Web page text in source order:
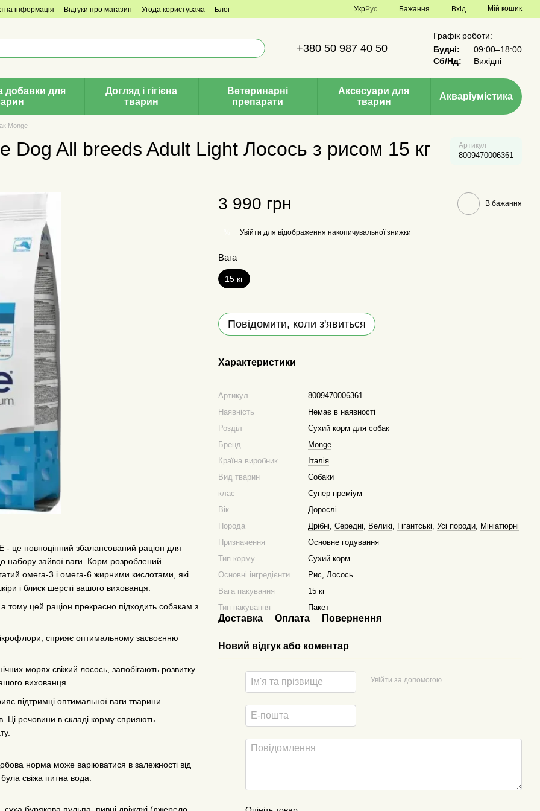
інформація Відгуки про магазин Угода користувача Блог УкрРус Бажання Вхід Мій кошик
+380 50 987 40 50
Графік роботи:
Будні:
09:00–18:00
Сб/Нд:
Вихідні
добавки для
Догляд і гігієна
тварин
Ветеринарні
препарати
Аксесуари для
тварин
Акваріумістика
Monge
Dog All breeds Adult Light Лосось з рисом 15 кг Артикул
8009470006361
це повноцінний збалансований раціон для
набору зайвої ваги. Корм розроблений
омега-3 і омега-6 жирними кислотами, які
і блиск шерсті вашого вихованця.
тому цей раціон прекрасно підходить собакам з
сприяє оптимальному засвоєнню
морях свіжий лосось, запобігають розвитку
вихованця.
підтримці оптимальної ваги тварини.
Ці речовини в складі корму сприяють
норма може варіюватися в залежності від
свіжа питна вода.
3 990 грн В бажання
Увійти для відображення накопичувальної знижки
Вага
15 кг
Повідомити, коли з'явиться
Характеристики
Артикул
8009470006361
Наявність
Немає в наявності
Розділ
Сухий корм для собак
Бренд
Monge
Країна виробник
Італія
Вид тварин
Собаки
клас
Супер преміум
Вік
Дорослі
Порода
Дрібні,Середні, Великі, Гігантські,Усі породи, Мініатюрні
Призначення
Основне годування
Тип корму
Сухий корм
Основні інгредієнти
Рис, Лосось
Вага пакування
15 кг
Тип пакування
Пакет
Доставка Оплата Повернення
Новий відгук або коментар
Увійти за допомогою